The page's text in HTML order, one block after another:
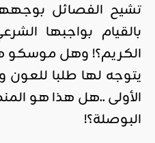
تشيح الفصائل
بالقيام بواجبها
الكريم؟! وهل موسكو
يتوجه لها طلبا للعون
الأولى ..هل هذا هو
البوصلة؟!